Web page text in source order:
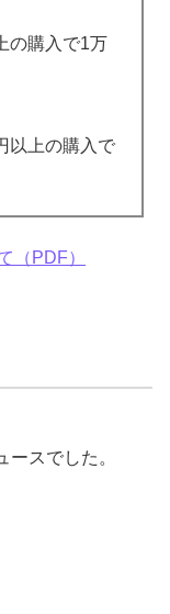
の購入で1万
以上の購入で
（PDF）
スでした。